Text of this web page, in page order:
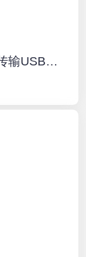
EW-USB2.0防水连接器高速传输USB公母口接插件IP67户外航空插头插座